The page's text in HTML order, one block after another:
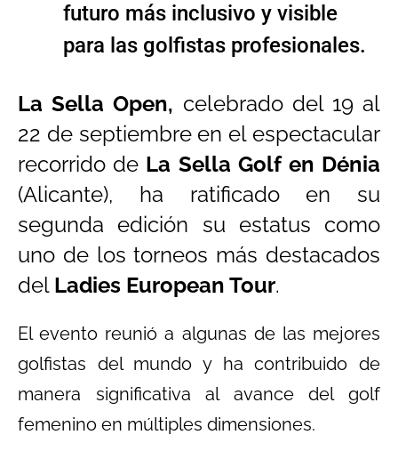
futuro más inclusivo y visible
para las golfistas profesionales.
La Sella Open, celebrado del 19 al
22 de septiembre en el espectacular
recorrido de La Sella Golf en Dénia
(Alicante), ha ratificado en su
segunda edición su estatus como
uno de los torneos más destacados
del Ladies European Tour.
El evento reunió a algunas de las mejores
golfistas del mundo y ha contribuido de
manera significativa al avance del golf
femenino en múltiples dimensiones.